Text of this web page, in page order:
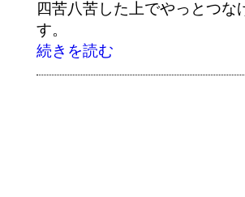
四苦八苦した上でやっとつ
す。
続きを読む